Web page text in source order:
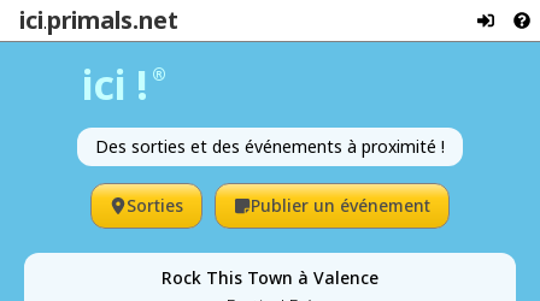
ici.primals.net
ici ! ®
Des sorties et des événements à proximité !
Sorties Publier un événement
Rock This Town à Valence